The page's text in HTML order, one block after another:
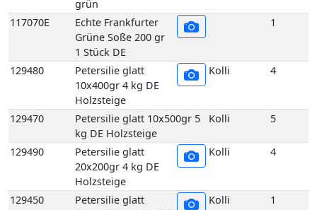
Petersilie glatt 10x500gr 5
kg DE Holzsteige
Petersilie glatt
20x200gr 4 kg DE
Holzsteige
Petersilie glatt
Bund 400gr 1 Bd DE
129510
Petersilie Krause 2,5 kg DE
GP H-grün
Kolli 2
129500
Petersilie Krause 5 kg DE
GP H-grün
Kolli 5
129440
Petersilie Krause
5er 400 gr 10 Bd DE
Kolli 10